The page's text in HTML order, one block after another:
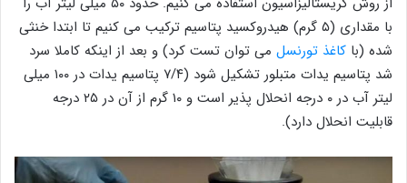
با مقداری (۵ گرم) هیدروکسید پتاسیم ترکیب می کنیم تا ابتدا خنثی
شده (با کاغذ تورنسل می توان تست کرد) و بعد از اینکه کاملا سرد
شد پتاسیم یدات متبلور تشکیل شود (۷/۴ پتاسیم یدات در ۱۰۰ میلی
لیتر آب در ۰ درجه انحلال پذیر است و ۱۰ گرم از آن در ۲۵ درجه
قابلیت انحلال دارد).